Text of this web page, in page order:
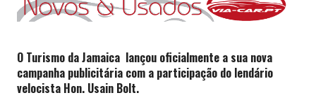
O Turismo da Jamaica lançou oficialmente a sua nova
campanha publicitária com a participação do lendário
velocista Hon. Usain Bolt.